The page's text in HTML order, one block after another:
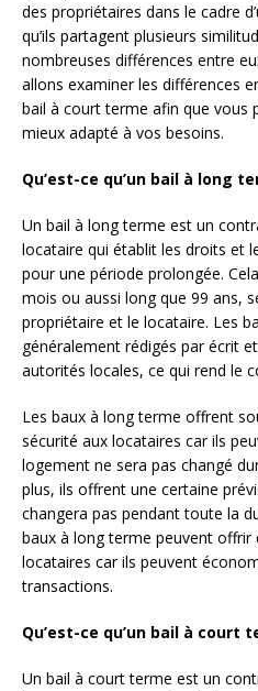
des propriétaires dans le cadre
qu’ils partagent plusieurs
nombreuses différences entre
allons examiner les différences
bail à court terme afin que vous
mieux adapté à vos besoins.
Qu’est-ce qu’un bail à long
Un bail à long terme est un
locataire qui établit les droits et
pour une période prolongée.
mois ou aussi long que 99 ans,
propriétaire et le locataire. Les
généralement rédigés par écrit
autorités locales, ce qui rend le
Les baux à long terme offrent
sécurité aux locataires car ils
logement ne sera pas changé
plus, ils offrent une certaine
changera pas pendant toute la
baux à long terme peuvent offrir
locataires car ils peuvent
transactions.
Qu’est-ce qu’un bail à court
Un bail à court terme est un